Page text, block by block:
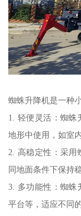
蜘蛛升降机是一种
1. 轻便灵活：蜘蛛
地形中使用，如室
2. 高稳定性：采用
同地面条件下保持
3. 多功能性：蜘蛛
平台等，适应不同